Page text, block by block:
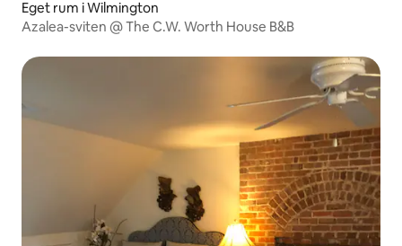
Eget rum i Wilmington
Azalea-sviten @ The C.W. Worth House B&B